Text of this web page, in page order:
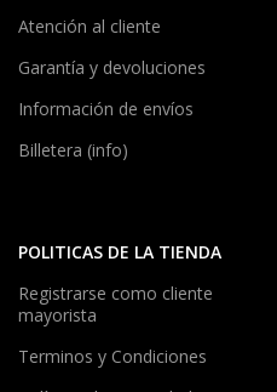
Atención al cliente
Garantía y devoluciones
Información de envíos
Billetera (info)
POLITICAS DE LA TIENDA
Registrarse como cliente
mayorista
Terminos y Condiciones